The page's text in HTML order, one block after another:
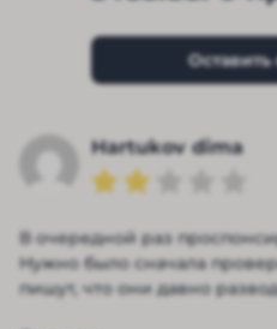
Оставить
Hartukov dima
В очередной раз
Нужно было сначала
пишут, что они давно